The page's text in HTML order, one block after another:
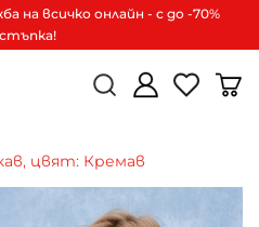
на всичко онлайн - с до -70%
цвят: Кремав